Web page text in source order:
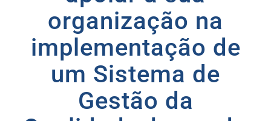
organização na
implementação de
um Sistema de
Gestão da